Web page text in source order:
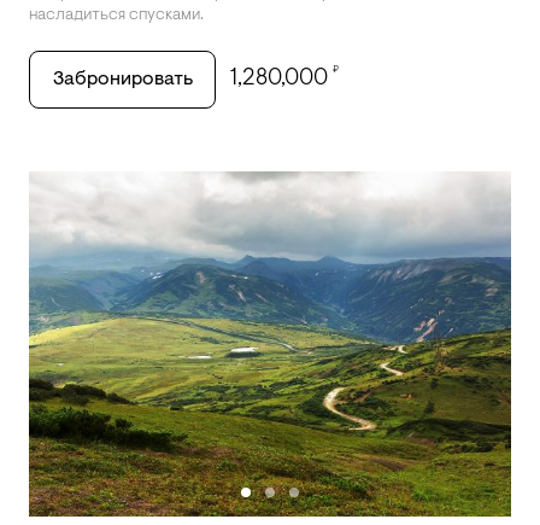
насладиться спусками.
Забронировать 1,280,000 ₽